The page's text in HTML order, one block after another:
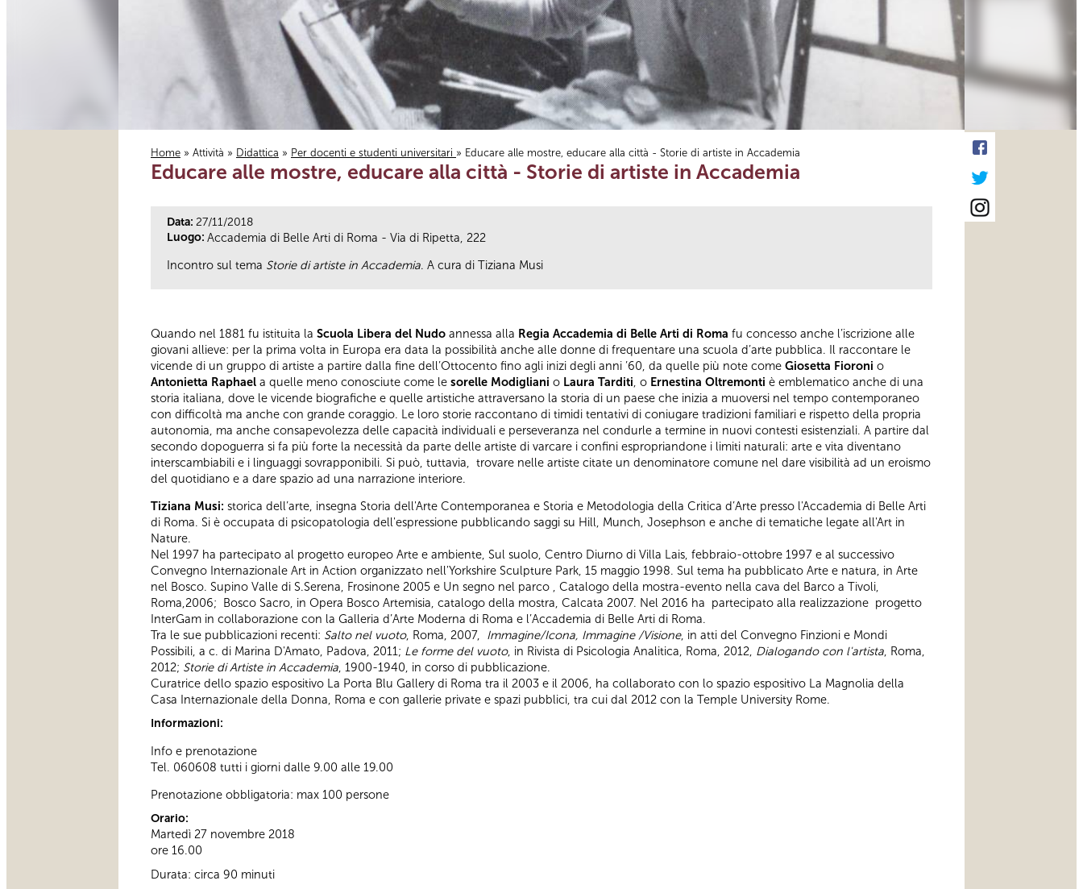
Tu sei qui
Home » Attività » Didattica » Per docenti e studenti universitari » Educare alle mostre, educare alla città - Storie di artiste in Accademia
Educare alle mostre, educare alla città - Storie di artiste in Accademia
Data: 27/11/2018
Luogo: Accademia di Belle Arti di Roma - Via di Ripetta, 222
Incontro sul tema Storie di artiste in Accademia. A cura di Tiziana Musi
Quando nel 1881 fu istituita la Scuola Libera del Nudo annessa alla Regia Accademia di Belle Arti di Roma fu concesso anche l’iscrizione alle
giovani allieve: per la prima volta in Europa era data la possibilità anche alle donne di frequentare una scuola d’arte pubblica. Il raccontare le
vicende di un gruppo di artiste a partire dalla fine dell’Ottocento fino agli inizi degli anni ’60, da quelle più note come Giosetta Fioroni o
Antonietta Raphael a quelle meno conosciute come le sorelle Modigliani o Laura Tarditi , o Ernestina Oltremonti è emblematico anche di una
storia italiana, dove le vicende biografiche e quelle artistiche attraversano la storia di un paese che inizia a muoversi nel tempo contemporaneo
con difficoltà ma anche con grande coraggio. Le loro storie raccontano di timidi tentativi di coniugare tradizioni familiari e rispetto della propria
autonomia, ma anche consapevolezza delle capacità individuali e perseveranza nel condurle a termine in nuovi contesti esistenziali. A partire dal
secondo dopoguerra si fa più forte la necessità da parte delle artiste di varcare i confini espropriandone i limiti naturali: arte e vita diventano
interscambiabili e i linguaggi sovrapponibili. Si può, tuttavia, trovare nelle artiste citate un denominatore comune nel dare visibilità ad un eroismo
del quotidiano e a dare spazio ad una narrazione interiore.
Tiziana Musi: storica dell’arte, insegna Storia dell'Arte Contemporanea e Storia e Metodologia della Critica d’Arte presso l'Accademia di Belle Arti
di Roma. Si è occupata di psicopatologia dell'espressione pubblicando saggi su Hill, Munch, Josephson e anche di tematiche legate all'Art in
Nature.
Nel 1997 ha partecipato al progetto europeo Arte e ambiente, Sul suolo, Centro Diurno di Villa Lais, febbraio-ottobre 1997 e al successivo
Convegno Internazionale Art in Action organizzato nell'Yorkshire Sculpture Park, 15 maggio 1998. Sul tema ha pubblicato Arte e natura, in Arte
nel Bosco. Supino Valle di S.Serena, Frosinone 2005 e Un segno nel parco , Catalogo della mostra-evento nella cava del Barco a Tivoli,
Roma,2006; Bosco Sacro, in Opera Bosco Artemisia, catalogo della mostra, Calcata 2007. Nel 2016 ha partecipato alla realizzazione progetto
InterGam in collaborazione con la Galleria d’Arte Moderna di Roma e l’Accademia di Belle Arti di Roma.
Tra le sue pubblicazioni recenti: Salto nel vuoto, Roma, 2007, Immagine/Icona, Immagine /Visione, in atti del Convegno Finzioni e Mondi
Possibili, a c. di Marina D'Amato, Padova, 2011; Le forme del vuoto, in Rivista di Psicologia Analitica, Roma, 2012, Dialogando con l'artista, Roma,
2012; Storie di Artiste in Accademia, 1900-1940, in corso di pubblicazione.
Curatrice dello spazio espositivo La Porta Blu Gallery di Roma tra il 2003 e il 2006, ha collaborato con lo spazio espositivo La Magnolia della
Casa Internazionale della Donna, Roma e con gallerie private e spazi pubblici, tra cui dal 2012 con la Temple University Rome.
Informazioni:
Info e prenotazione
Tel. 060608 tutti i giorni dalle 9.00 alle 19.00
Prenotazione obbligatoria: max 100 persone
Orario:
Martedì 27 novembre 2018
ore 16.00
Durata: circa 90 minuti